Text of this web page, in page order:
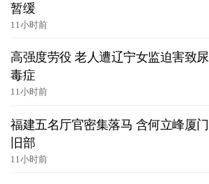
暂缓
11小时前
高强度劳役 老人遭辽宁女监迫害致尿
毒症
11小时前
福建五名厅官密集落马 含何立峰厦门
旧部
11小时前